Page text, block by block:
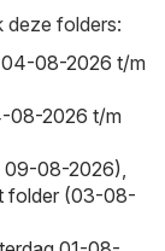
deze folders:
08-2026 t/m
08-2026 t/m
09-08-2026),
folder (03-08-